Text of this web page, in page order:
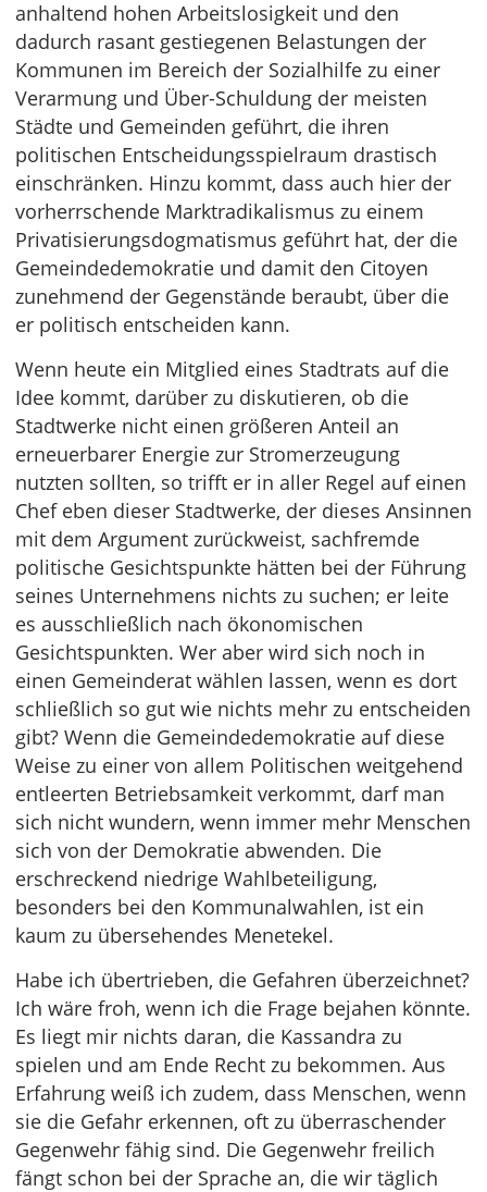
anhaltend hohen Arbeitslosigkeit und den
dadurch rasant gestiegenen Belastungen der
Kommunen im Bereich der Sozialhilfe zu einer
Verarmung und Über-Schuldung der meisten
Städte und Gemeinden geführt, die ihren
politischen Entscheidungsspielraum drastisch
einschränken. Hinzu kommt, dass auch hier der
vorherrschende Marktradikalismus zu einem
Privatisierungsdogmatismus geführt hat, der die
Gemeindedemokratie und damit den Citoyen
zunehmend der Gegenstände beraubt, über die
er politisch entscheiden kann.
Wenn heute ein Mitglied eines Stadtrats auf die
Idee kommt, darüber zu diskutieren, ob die
Stadtwerke nicht einen größeren Anteil an
erneuerbarer Energie zur Stromerzeugung
nutzten sollten, so trifft er in aller Regel auf einen
Chef eben dieser Stadtwerke, der dieses Ansinnen
mit dem Argument zurückweist, sachfremde
politische Gesichtspunkte hätten bei der Führung
seines Unternehmens nichts zu suchen; er leite
es ausschließlich nach ökonomischen
Gesichtspunkten. Wer aber wird sich noch in
einen Gemeinderat wählen lassen, wenn es dort
schließlich so gut wie nichts mehr zu entscheiden
gibt? Wenn die Gemeindedemokratie auf diese
Weise zu einer von allem Politischen weitgehend
entleerten Betriebsamkeit verkommt, darf man
sich nicht wundern, wenn immer mehr Menschen
sich von der Demokratie abwenden. Die
erschreckend niedrige Wahlbeteiligung,
besonders bei den Kommunalwahlen, ist ein
kaum zu übersehendes Menetekel.
Habe ich übertrieben, die Gefahren überzeichnet?
Ich wäre froh, wenn ich die Frage bejahen könnte.
Es liegt mir nichts daran, die Kassandra zu
spielen und am Ende Recht zu bekommen. Aus
Erfahrung weiß ich zudem, dass Menschen, wenn
sie die Gefahr erkennen, oft zu überraschender
Gegenwehr fähig sind. Die Gegenwehr freilich
fängt schon bei der Sprache an, die wir täglich